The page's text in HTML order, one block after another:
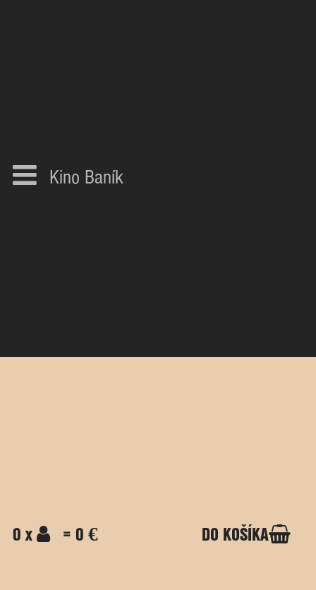
Kino Baník
0 x = 0 € DO KOŠÍKA